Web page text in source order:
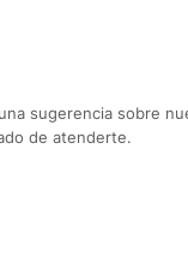
sugerencia sobre
de atenderte.